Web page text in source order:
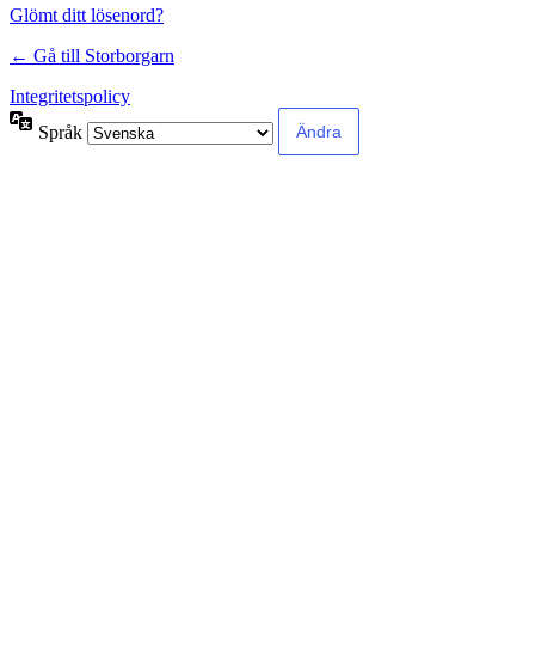
Glömt ditt lösenord?
← Gå till Storborgarn
Integritetspolicy
Språk